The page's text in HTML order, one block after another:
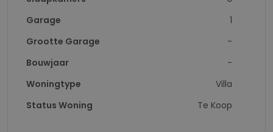
Garage
1
Grootte Garage
-
Bouwjaar
-
Woningtype
Villa
Status Woning
Te Koop